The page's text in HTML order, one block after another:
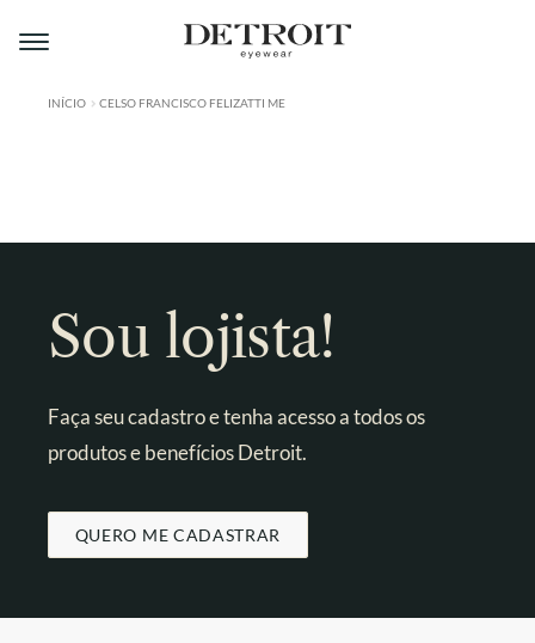
Pular
para
Pular
para
A MONTMARTRE
CONTATO
INÍCIO CELSO FRANCISCO FELIZATTI ME
Sou lojista!
Faça seu cadastro e tenha acesso a todos os
produtos e benefícios Detroit.
QUERO ME CADASTRAR